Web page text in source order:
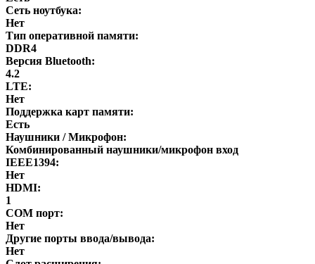
Сеть ноутбука:
Нет
Тип оперативной памяти:
DDR4
Версия Bluetooth:
4.2
LTE:
Нет
Поддержка карт памяти:
Есть
Наушники / Микрофон:
Комбинированный наушники/микрофон вход
IEEE1394:
Нет
HDMI:
1
COM порт:
Нет
Другие порты ввода/вывода:
Нет